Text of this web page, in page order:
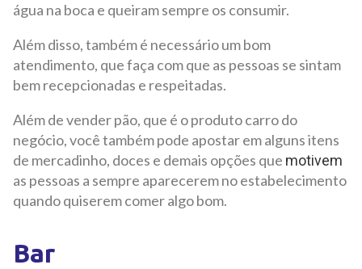
água na boca e queiram sempre os consumir.
Além disso, também é necessário um bom
atendimento, que faça com que as pessoas se sintam
bem recepcionadas e respeitadas.
Além de vender pão, que é o produto carro do
negócio, você também pode apostar em alguns itens
de mercadinho, doces e demais opções que motivem
as pessoas a sempre aparecerem no estabelecimento
quando quiserem comer algo bom.
Bar